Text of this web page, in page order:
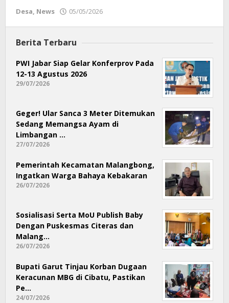
Desa, News 05/05/2026
Berita Terbaru
PWI Jabar Siap Gelar Konferprov Pada
12-13 Agustus 2026
29/07/2026
Geger! Ular Sanca 3 Meter Ditemukan
Sedang Memangsa Ayam di
Limbangan …
27/07/2026
Pemerintah Kecamatan Malangbong,
Ingatkan Warga Bahaya Kebakaran
26/07/2026
Sosialisasi Serta MoU Publish Baby
Dengan Puskesmas Citeras dan
Malang…
26/07/2026
Bupati Garut Tinjau Korban Dugaan
Keracunan MBG di Cibatu, Pastikan
Pe…
24/07/2026